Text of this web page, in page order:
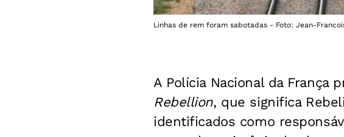
Linhas de rem foram sabotadas - Foto: Jean-
A Polícia Nacional da França
Rebellion, que significa
identificados como